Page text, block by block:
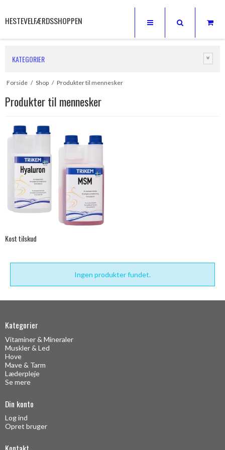
HESTEVELFÆRDSSHOPPEN
KATEGORIER
Forside / Shop / Produkter til mennesker
Produkter til mennesker
Kost tilskud
Ingen produkter fundet.
Kategorier
Vitaminer & Mineraler
Muskler & Led
Hove
Mave & Tarm
Læderpleje
Se mere
Din konto
Log ind
Opret bruger